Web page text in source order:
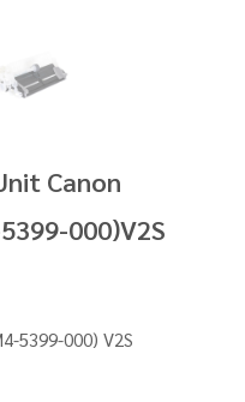
Canon
000)V2S
5399-000) V2S